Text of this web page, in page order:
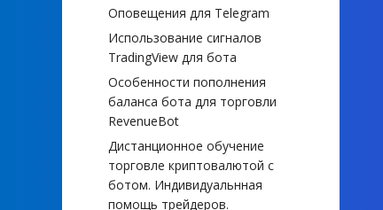
Оповещения для Telegram
Использование сигналов
TradingView для бота
Особенности пополнения
баланса бота для торговли
RevenueBot
Дистанционное обучение
торговле криптовалютой с
ботом. Индивидуальнная
помощь трейдеров.